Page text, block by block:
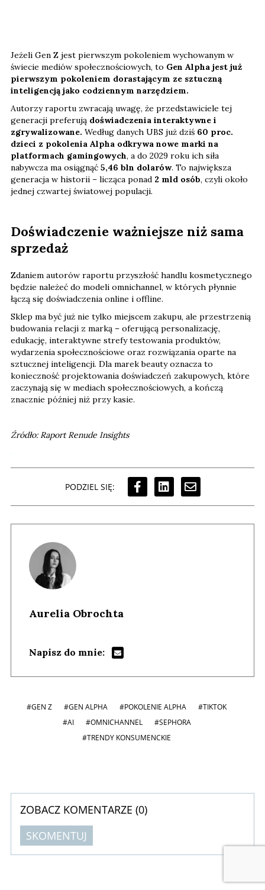
Jeżeli Gen Z jest pierwszym pokoleniem wychowanym w
świecie mediów społecznościowych, to Gen Alpha jest już
pierwszym pokoleniem dorastającym ze sztuczną
inteligencją jako codziennym narzędziem.
Autorzy raportu zwracają uwagę, że przedstawiciele tej
generacji preferują doświadczenia interaktywne i
zgrywalizowane. Według danych UBS już dziś 60 proc.
dzieci z pokolenia Alpha odkrywa nowe marki na
platformach gamingowych, a do 2029 roku ich siła
nabywcza ma osiągnąć 5,46 bln dolarów. To największa
generacja w historii – licząca ponad 2 mld osób, czyli około
jednej czwartej światowej populacji.
Doświadczenie ważniejsze niż sama
sprzedaż
Zdaniem autorów raportu przyszłość handlu kosmetycznego
będzie należeć do modeli omnichannel, w których płynnie
łączą się doświadczenia online i offline.
Sklep ma być już nie tylko miejscem zakupu, ale przestrzenią
budowania relacji z marką – oferującą personalizację,
edukację, interaktywne strefy testowania produktów,
wydarzenia społecznościowe oraz rozwiązania oparte na
sztucznej inteligencji. Dla marek beauty oznacza to
konieczność projektowania doświadczeń zakupowych, które
zaczynają się w mediach społecznościowych, a kończą
znacznie później niż przy kasie.
Źródło: Raport Renude Insights
PODZIEL SIĘ:
Aurelia Obrochta
Napisz do mnie:
#GEN Z #GEN ALPHA #POKOLENIE ALPHA
#TIKTOK
#AI
#OMNICHANNEL
#SEPHORA
#TRENDY KONSUMENCKIE
ZOBACZ KOMENTARZE (0)
SKOMENTUJ